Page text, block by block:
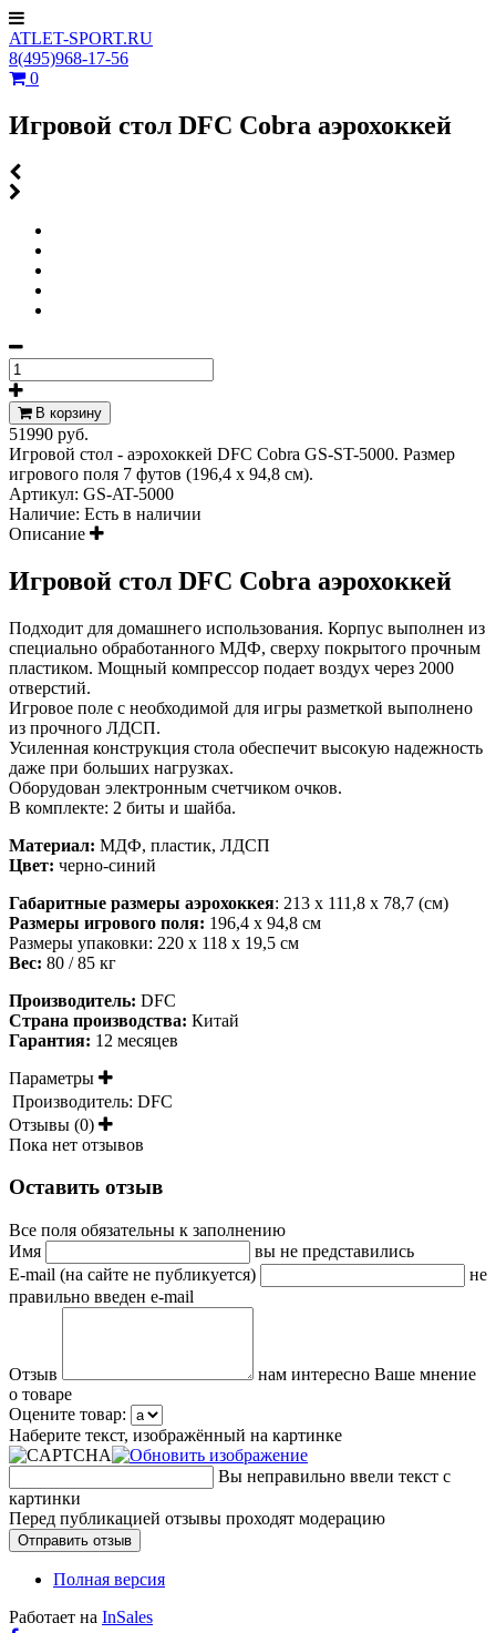
ATLET-SPORT.RU
8(495)968-17-56
0
Игровой стол DFC Cobra аэрохоккей
В корзину
51990 руб.
Игровой стол - аэрохоккей DFC Cobra GS-ST-5000. Размер
игрового поля 7 футов (196,4 х 94,8 см).
Артикул: GS-AT-5000
Наличие: Есть в наличии
Описание
Игровой стол DFC Cobra аэрохоккей
Подходит для домашнего использования. Корпус выполнен из
специально обработанного МДФ, сверху покрытого прочным
пластиком. Мощный компрессор подает воздух через 2000
отверстий.
Игровое поле с необходимой для игры разметкой выполнено
из прочного ЛДСП.
Усиленная конструкция стола обеспечит высокую надежность
даже при больших нагрузках.
Оборудован электронным счетчиком очков.
В комплекте: 2 биты и шайба.
Материал: МДФ, пластик, ЛДСП
Цвет: черно-синий
Габаритные размеры аэрохоккея: 213 х 111,8 х 78,7 (см)
Размеры игрового поля: 196,4 х 94,8 см
Размеры упаковки: 220 х 118 х 19,5 см
Вес: 80 / 85 кг
Производитель: DFC
Страна производства: Китай
Гарантия: 12 месяцев
Параметры
Производитель: DFC
Отзывы (0)
Пока нет отзывов
Оставить отзыв
Все поля обязательны к заполнению
Имя
вы не представились
E-mail (на сайте не публикуется)
не
правильно введен e-mail
Отзыв
нам интересно Ваше мнение
о товаре
Оцените товар:
Наберите текст, изображённый на картинке
Вы неправильно ввели текст с
картинки
Перед публикацией отзывы проходят модерацию
Полная версия
Работает на InSales